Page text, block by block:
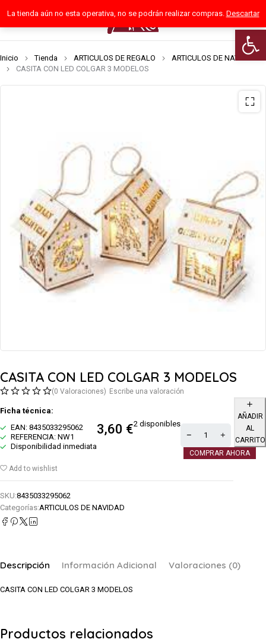
Abrir
La tienda aún no esta operativa, no se podrán realizar compras. Descartar
0
Inicio Tienda ARTICULOS DE REGALO
ARTICULOS DE NAVIDAD
CASITA CON LED COLGAR 3 MODELOS
CASITA CON LED COLGAR 3 MODELOS
(0 Valoraciones) Escribe una valoración
Ficha técnica:
EAN: 8435033295062
REFERENCIA: NW1
Disponibilidad inmediata
3,60 €2 disponibles
AÑADIR
AL
CARRITO
COMPRAR AHORA
Add to wishlist
SKU:8435033295062
Categorías:ARTICULOS DE NAVIDAD
Descripción Información Adicional Valoraciones (0)
CASITA CON LED COLGAR 3 MODELOS
Productos relacionados